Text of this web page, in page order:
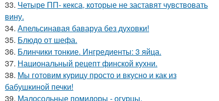
33. Четыре ПП- кекса, которые не заставят чувствовать
вину.
34. Апельсинавая баваруа без духовки!
35. Блюдо от шефа.
36. Блинчики тонкие. Ингредиенты: 3 яйца.
37. Национальный рецепт финской кухни.
38. Мы готовим курицу просто и вкусно и как из
бабушкиной печки!
39. Малосольные помидоры - огурцы.